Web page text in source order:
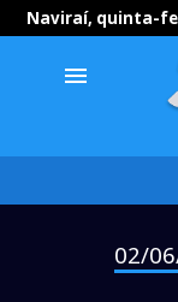
Naviraí, quinta-
menu
02/